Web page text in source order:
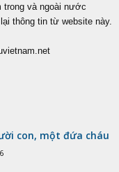
trong và ngoài nước
thông tin từ website này.
con, một đứa cháu